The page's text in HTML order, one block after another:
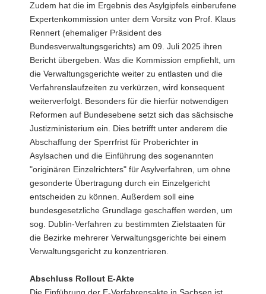
Zudem hat die im Ergebnis des Asylgipfels einberufene
Expertenkommission unter dem Vorsitz von Prof. Klaus
Rennert (ehemaliger Präsident des
Bundesverwaltungsgerichts) am 09. Juli 2025 ihren
Bericht übergeben. Was die Kommission empfiehlt, um
die Verwaltungsgerichte weiter zu entlasten und die
Verfahrenslaufzeiten zu verkürzen, wird konsequent
weiterverfolgt. Besonders für die hierfür notwendigen
Reformen auf Bundesebene setzt sich das sächsische
Justizministerium ein. Dies betrifft unter anderem die
Abschaffung der Sperrfrist für Proberichter in
Asylsachen und die Einführung des sogenannten
"originären Einzelrichters" für Asylverfahren, um ohne
gesonderte Übertragung durch ein Einzelgericht
entscheiden zu können. Außerdem soll eine
bundesgesetzliche Grundlage geschaffen werden, um
sog. Dublin-Verfahren zu bestimmten Zielstaaten für
die Bezirke mehrerer Verwaltungsgerichte bei einem
Verwaltungsgericht zu konzentrieren.
Abschluss Rollout E-Akte